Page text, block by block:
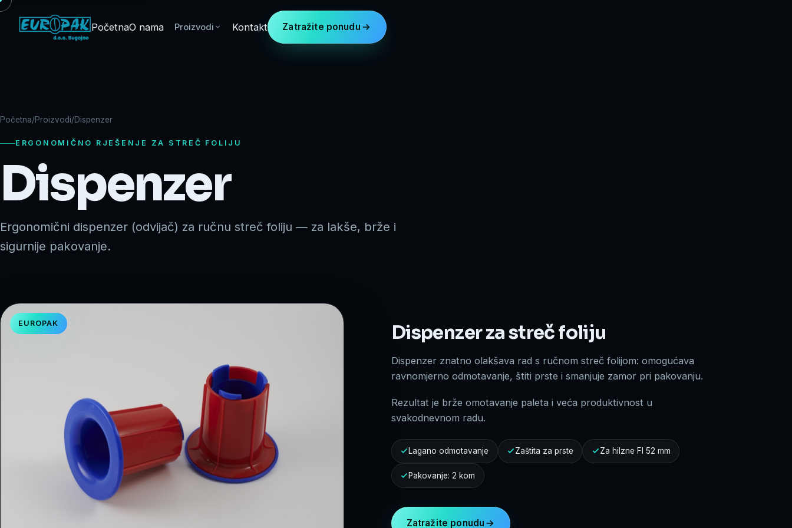
PočetnaO nama Proizvodi Kontakt Zatražite ponudu
Početna/Proizvodi/Dispenzer
ERGONOMIČNO RJEŠENJE ZA STREČ FOLIJU
Dispenzer
Ergonomični dispenzer (odvijač) za ručnu streč foliju — za lakše, brže i
sigurnije pakovanje.
EUROPAK Dispenzer za streč foliju
Dispenzer znatno olakšava rad s ručnom streč folijom: omogućava
ravnomjerno odmotavanje, štiti prste i smanjuje zamor pri pakovanju.
Rezultat je brže omotavanje paleta i veća produktivnost u
svakodnevnom radu.
Lagano odmotavanje Zaštita za prste Za hilzne FI 52 mm
Pakovanje: 2 kom
Zatražite ponudu